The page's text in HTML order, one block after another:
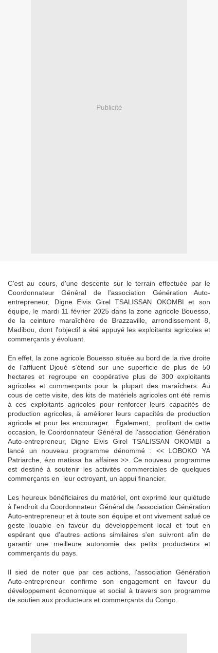
Publicité
C'est au cours, d'une descente sur le terrain effectuée par le
Coordonnateur Général de l'association Génération Auto-
entrepreneur, Digne Elvis Girel TSALISSAN OKOMBI et son
équipe, le mardi 11 février 2025 dans la zone agricole Bouesso,
de la ceinture maraîchère de Brazzaville, arrondissement 8,
Madibou, dont l'objectif a été appuyé les exploitants agricoles et
commerçants y évoluant.
En effet, la zone agricole Bouesso située au bord de la rive droite
de l'affluent Djoué s'étend sur une superficie de plus de 50
hectares et regroupe en coopérative plus de 300 exploitants
agricoles et commerçants pour la plupart des maraîchers. Au
cous de cette visite, des kits de matériels agricoles ont été remis
à ces exploitants agricoles pour renforcer leurs capacités de
production agricoles, à améliorer leurs capacités de production
agricole et pour les encourager. Également, profitant de cette
occasion, le Coordonnateur Général de l'association Génération
Auto-entrepreneur, Digne Elvis Girel TSALISSAN OKOMBI a
lancé un nouveau programme dénommé : << LOBOKO YA
Patriarche, ézo matissa ba affaires >>. Ce nouveau programme
est destiné à soutenir les activités commerciales de quelques
commerçants en leur octroyant, un appui financier.
Les heureux bénéficiaires du matériel, ont exprimé leur quiétude
à l'endroit du Coordonnateur Général de l'association Génération
Auto-entrepreneur et à toute son équipe et ont vivement salué ce
geste louable en faveur du développement local et tout en
espérant que d'autres actions similaires s'en suivront afin de
garantir une meilleure autonomie des petits producteurs et
commerçants du pays.
Il sied de noter que par ces actions, l'association Génération
Auto-entrepreneur confirme son engagement en faveur du
développement économique et social à travers son programme
de soutien aux producteurs et commerçants du Congo.